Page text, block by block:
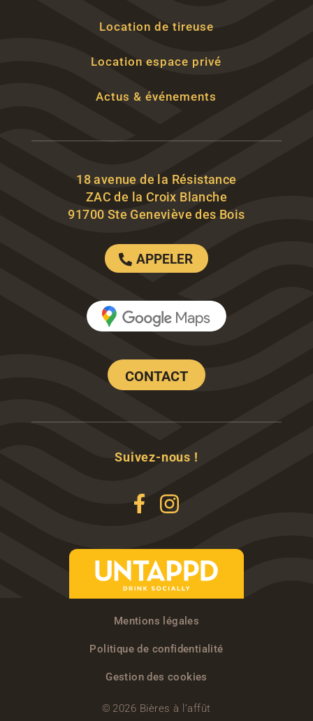
Location de tireuse
Location espace privé
Actus & événements
18 avenue de la Résistance
ZAC de la Croix Blanche
91700 Ste Geneviève des Bois
APPELER
CONTACT
Suivez-nous !
© 2026 Bières à l’affût
Mentions légales
Politique de confidentialité
Gestion des cookies